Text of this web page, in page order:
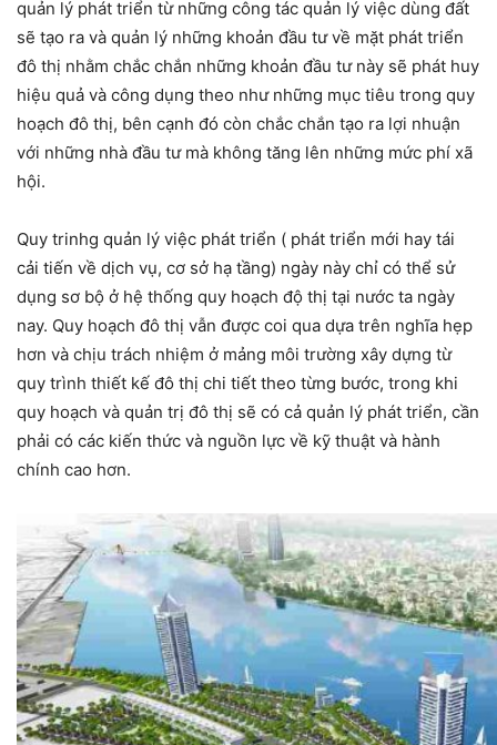
quản lý phát triển từ những công tác quản lý việc dùng đất
sẽ tạo ra và quản lý những khoản đầu tư về mặt phát triển
đô thị nhằm chắc chắn những khoản đầu tư này sẽ phát huy
hiệu quả và công dụng theo như những mục tiêu trong quy
hoạch đô thị, bên cạnh đó còn chắc chắn tạo ra lợi nhuận
với những nhà đầu tư mà không tăng lên những mức phí xã
hội.
Quy trinhg quản lý việc phát triển ( phát triển mới hay tái
cải tiến về dịch vụ, cơ sở hạ tầng) ngày này chỉ có thể sử
dụng sơ bộ ở hệ thống quy hoạch độ thị tại nước ta ngày
nay. Quy hoạch đô thị vẫn được coi qua dựa trên nghĩa hẹp
hơn và chịu trách nhiệm ở mảng môi trường xây dựng từ
quy trình thiết kế đô thị chi tiết theo từng bước, trong khi
quy hoạch và quản trị đô thị sẽ có cả quản lý phát triển, cần
phải có các kiến thức và nguồn lực về kỹ thuật và hành
chính cao hơn.